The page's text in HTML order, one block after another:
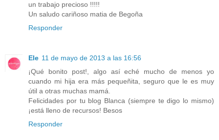
un trabajo precioso !!!!!
Un saludo cariñoso matia de Begoña
Responder
Ele 11 de mayo de 2013 a las 16:56
¡Qué bonito post!, algo así eché mucho de menos yo
cuando mi hija era más pequeñita, seguro que le es muy
útil a otras muchas mamá.
Felicidades por tu blog Blanca (siempre te digo lo mismo)
¡está lleno de recursos! Besos
Responder